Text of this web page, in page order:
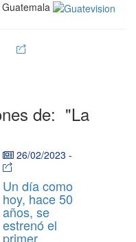
de: "La
26/02/2023 -
Un día como
hoy, hace 50
años, se
estrenó el
primer